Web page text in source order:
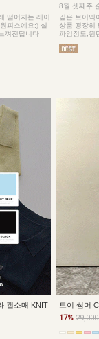
떨어지는 레이
피스예요:) 실
껴진답니다
8월 셋째주
깊은 브이넥
상품 굉장히
파임정도,원
캡소매 KNIT 토이 썸머
17%